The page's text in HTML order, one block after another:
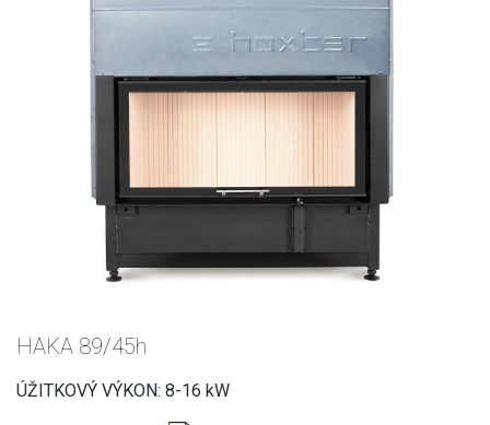
HAKA 89/45h
ÚŽITKOVÝ VÝKON: 8-16 kW